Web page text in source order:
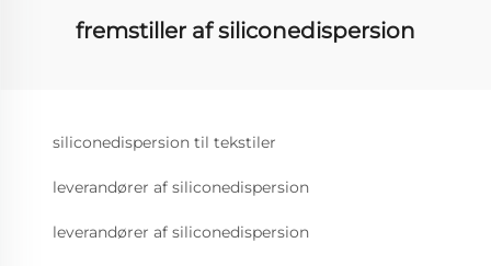
fremstiller af siliconedispersion
siliconedispersion til tekstiler
leverandører af siliconedispersion
leverandører af siliconedispersion